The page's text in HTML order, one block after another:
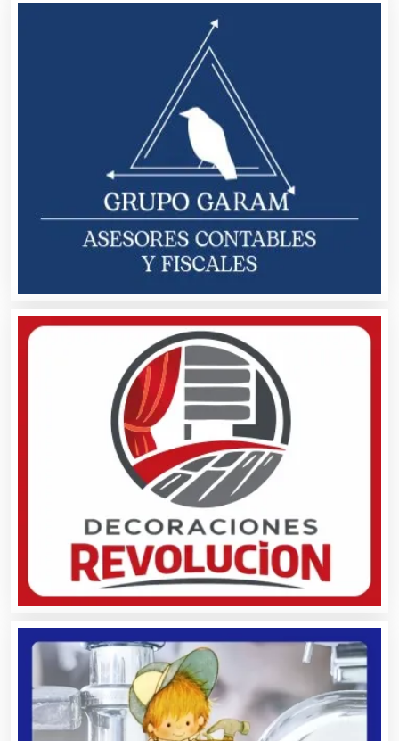
Audios para Eventos
Automatización
Automóviles Nuevos y Usados
Autopartes Eléctricas
Balnearios
Banquetes
Basculas